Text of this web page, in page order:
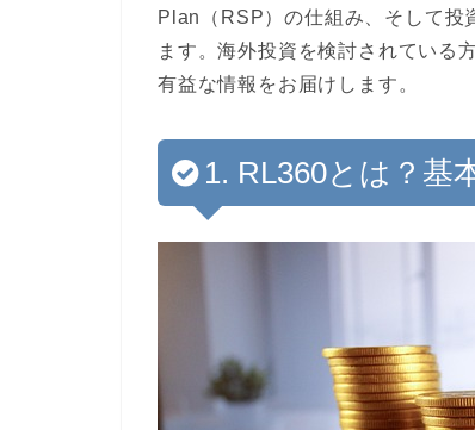
Plan（RSP）の仕組み、そして投
ます。海外投資を検討されている
有益な情報をお届けします。
1. RL360とは？基